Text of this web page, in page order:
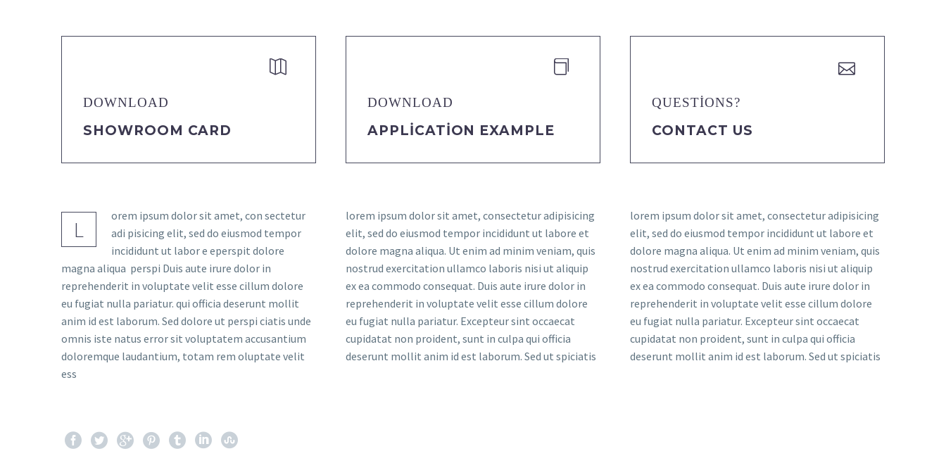


DOWNLOAD
SHOWROOM CARD


DOWNLOAD
APPLICATION EXAMPLE


QUESTIONS?
CONTACT US
L
orem ipsum dolor sit amet, con sectetur
adi pisicing elit, sed do eiusmod tempor
incididunt ut labor e eperspit dolore
magna aliqua perspi Duis aute irure dolor in
reprehenderit in voluptate velit esse cillum dolore
eu fugiat nulla pariatur. qui officia deserunt mollit
anim id est laborum. Sed dolore ut perspi ciatis unde
omnis iste natus error sit voluptatem accusantium
doloremque laudantium, totam rem oluptate velit
ess
lorem ipsum dolor sit amet, consectetur adipisicing
elit, sed do eiusmod tempor incididunt ut labore et
dolore magna aliqua. Ut enim ad minim veniam, quis
nostrud exercitation ullamco laboris nisi ut aliquip
ex ea commodo consequat. Duis aute irure dolor in
reprehenderit in voluptate velit esse cillum dolore
eu fugiat nulla pariatur. Excepteur sint occaecat
cupidatat non proident, sunt in culpa qui officia
deserunt mollit anim id est laborum. Sed ut spiciatis
lorem ipsum dolor sit amet, consectetur adipisicing
elit, sed do eiusmod tempor incididunt ut labore et
dolore magna aliqua. Ut enim ad minim veniam, quis
nostrud exercitation ullamco laboris nisi ut aliquip
ex ea commodo consequat. Duis aute irure dolor in
reprehenderit in voluptate velit esse cillum dolore
eu fugiat nulla pariatur. Excepteur sint occaecat
cupidatat non proident, sunt in culpa qui officia
deserunt mollit anim id est laborum. Sed ut spiciatis